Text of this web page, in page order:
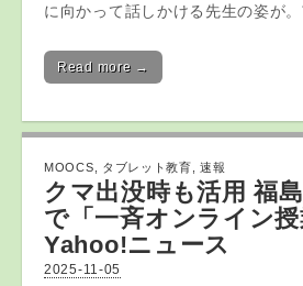
に向かって話しかける先生の姿が
Read more →
MOOCS タブレット教育 ,速報
クマ出没時も活用 福
で「一斉オンライン
Yahoo!ニュース
2025-11-05